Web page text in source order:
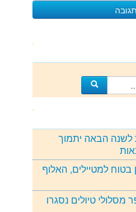
(
*) שדות חובה
לשנה הבאה יתמוך
למטיילים, האלוף
טיולים נסגרו